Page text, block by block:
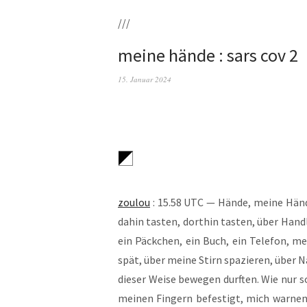
///
meine hände : sars cov 2
15. Januar 2024
zou­lou : 15.58 UTC — Hän­de, mei­ne
dahin tas­ten, dort­hin tas­ten, über
ein Päck­chen, ein Buch, ein Tele­fon,
spät, über mei­ne Stirn spa­zie­ren, über
die­ser Wei­se bewe­gen durf­ten. Wie
mei­nen Fin­gern befes­tigt, mich